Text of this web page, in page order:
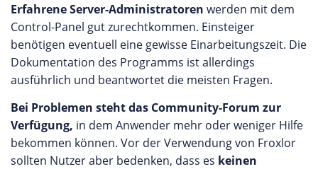
Erfahrene Server-Administratoren werden mit dem
Control-Panel gut zurechtkommen. Einsteiger
benötigen eventuell eine gewisse Einarbeitungszeit. Die
Dokumentation des Programms ist allerdings
ausführlich und beantwortet die meisten Fragen.
Bei Problemen steht das Community-Forum zur
Verfügung, in dem Anwender mehr oder weniger Hilfe
bekommen können. Vor der Verwendung von Froxlor
sollten Nutzer aber bedenken, dass es keinen